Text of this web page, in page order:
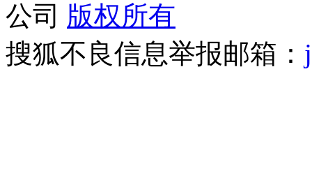
公司 版权所有
搜狐不良信息举报邮箱：